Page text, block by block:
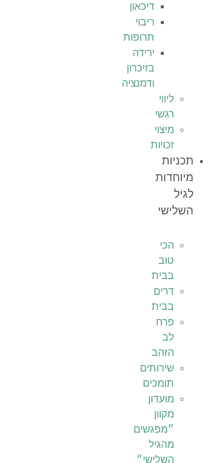
דיכאון
ריבוי
תרופות
ירידה
בזיכרון
ודמנציה
ליווי
רגשי
מיצוי
זכויות
תכניות
מיוחדות
לגיל
השלישי
הכי
טוב
בבית
דרים
בבית
פרח
לב
הזהב
שירותים
תומכים
מועדון
מקוון
״מפגשים
מהגיל
השלישי״